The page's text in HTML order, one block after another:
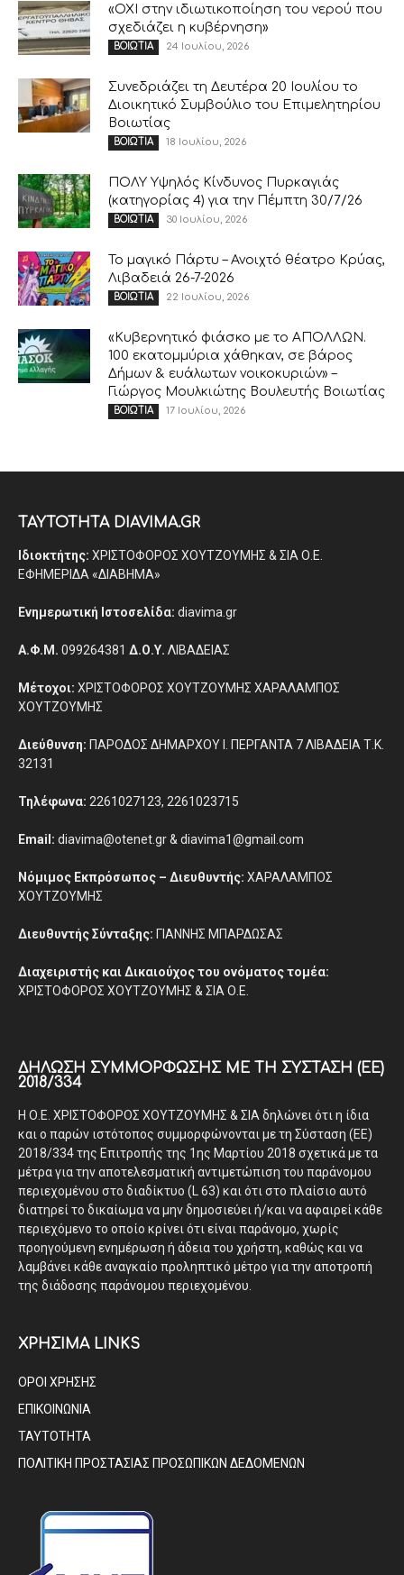
«ΟΧΙ στην ιδιωτικοποίηση του νερού που
σχεδιάζει η κυβέρνηση»
ΒΟΙΩΤΙΑ 24 Ιουλίου, 2026
Συνεδριάζει τη Δευτέρα 20 Ιουλίου το
Διοικητικό Συμβούλιο του Επιμελητηρίου
Βοιωτίας
ΒΟΙΩΤΙΑ 18 Ιουλίου, 2026
ΠΟΛΥ Υψηλός Κίνδυνος Πυρκαγιάς
(κατηγορίας 4) για την Πέμπτη 30/7/26
ΒΟΙΩΤΙΑ 30 Ιουλίου, 2026
Το μαγικό Πάρτυ – Ανοιχτό θέατρο Κρύας,
Λιβαδειά 26-7-2026
ΒΟΙΩΤΙΑ 22 Ιουλίου, 2026
«Κυβερνητικό φιάσκο με το ΑΠΟΛΛΩΝ.
100 εκατομμύρια χάθηκαν, σε βάρος
Δήμων & ευάλωτων νοικοκυριών» –
Γιώργος Μουλκιώτης Βουλευτής Βοιωτίας
ΒΟΙΩΤΙΑ 17 Ιουλίου, 2026
ΤΑΥΤΟΤΗΤΑ DIAVIMA.GR
Ιδιοκτήτης: ΧΡΙΣΤΟΦΟΡΟΣ ΧΟΥΤΖΟΥΜΗΣ & ΣΙΑ Ο.Ε.
ΕΦΗΜΕΡΙΔΑ «ΔΙΑΒΗΜΑ»
Ενημερωτική Ιστοσελίδα: diavima.gr
Α.Φ.Μ. 099264381 Δ.Ο.Υ. ΛΙΒΑΔΕΙΑΣ
Μέτοχοι: ΧΡΙΣΤΟΦΟΡΟΣ ΧΟΥΤΖΟΥΜΗΣ ΧΑΡΑΛΑΜΠΟΣ
ΧΟΥΤΖΟΥΜΗΣ
Διεύθυνση: ΠΑΡΟΔΟΣ ΔΗΜΑΡΧΟΥ Ι. ΠΕΡΓΑΝΤΑ 7 ΛΙΒΑΔΕΙΑ Τ.Κ.
32131
Τηλέφωνα: 2261027123, 2261023715
Email: diavima@otenet.gr & diavima1@gmail.com
Νόμιμος Εκπρόσωπος – Διευθυντής: ΧΑΡΑΛΑΜΠΟΣ
ΧΟΥΤΖΟΥΜΗΣ
Διευθυντής Σύνταξης: ΓΙΑΝΝΗΣ ΜΠΑΡΔΩΣΑΣ
Διαχειριστής και Δικαιούχος του ονόματος τομέα:
ΧΡΙΣΤΟΦΟΡΟΣ ΧΟΥΤΖΟΥΜΗΣ & ΣΙΑ Ο.Ε.
ΔΉΛΩΣΗ ΣΥΜΜΌΡΦΩΣΗΣ ΜΕ ΤΗ ΣΎΣΤΑΣΗ (ΕΕ)
2018/334
Η Ο.Ε. ΧΡΙΣΤΟΦΟΡΟΣ ΧΟΥΤΖΟΥΜΗΣ & ΣΙΑ δηλώνει ότι η ίδια
και ο παρών ιστότοπος συμμορφώνονται με τη Σύσταση (ΕΕ)
2018/334 της Επιτροπής της 1ης Μαρτίου 2018 σχετικά με τα
μέτρα για την αποτελεσματική αντιμετώπιση του παράνομου
περιεχομένου στο διαδίκτυο (L 63) και ότι στο πλαίσιο αυτό
διατηρεί το δικαίωμα να μην δημοσιεύει ή/και να αφαιρεί κάθε
περιεχόμενο το οποίο κρίνει ότι είναι παράνομο, χωρίς
προηγούμενη ενημέρωση ή άδεια του χρήστη, καθώς και να
λαμβάνει κάθε αναγκαίο προληπτικό μέτρο για την αποτροπή
της διάδοσης παράνομου περιεχομένου.
ΧΡΗΣΙΜΑ LINKS
ΟΡΟΙ ΧΡΗΣΗΣ
ΕΠΙΚΟΙΝΩΝΙΑ
ΤΑΥΤΟΤΗΤΑ
ΠΟΛΙΤΙΚΗ ΠΡΟΣΤΑΣΙΑΣ ΠΡΟΣΩΠΙΚΩΝ ΔΕΔΟΜΕΝΩΝ